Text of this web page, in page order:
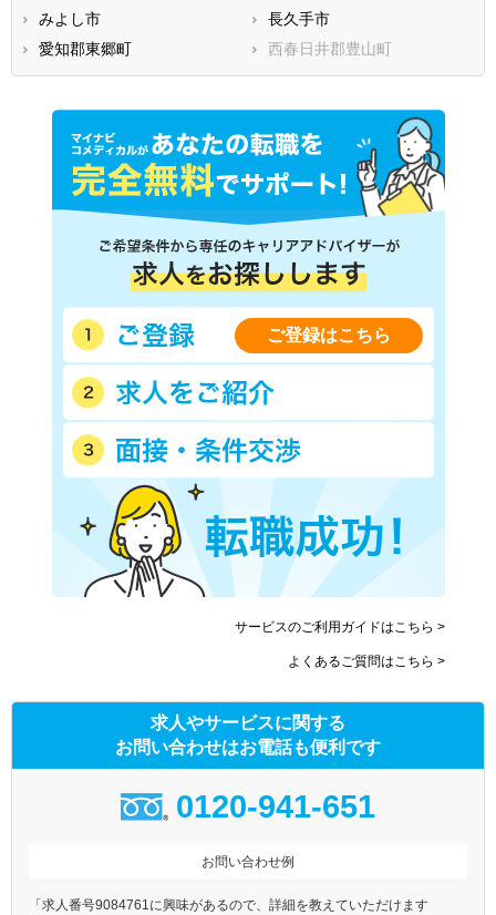
みよし市
長久手市
愛知郡東郷町
西春日井郡豊山町
ご登録はこちら
サービスのご利用ガイドはこちら >
よくあるご質問はこちら >
求人やサービスに関する
お問い合わせはお電話も便利です
0120-941-651
お問い合わせ例
「求人番号9084761に興味があるので、詳細を教えていただけます